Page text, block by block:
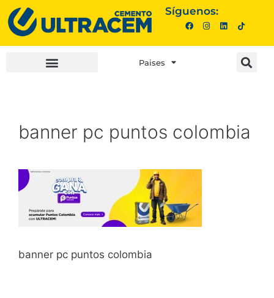
Síguenos:
Paises
banner pc puntos colombia
banner pc puntos colombia